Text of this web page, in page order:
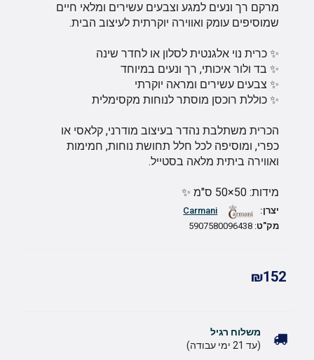
מרקם רך ונעים למגע וצבעים עשירים ומלאי חיים
שמוסיפים עומק ואווירה יוקרתית לעיצוב הבית.
✨ כרית נוי אלגנטית לסלון או לחדר שינה
✨ בד ולור איכותי, רך ונעים במיוחד
✨ צבעים עשירים ומראה יוקרתי
✨ כוללת רוכסן מוסתר לנוחות מקסימלית
הכרית משתלבת נהדר בעיצוב מודרני, קלאסי או
כפרי, ומוסיפה לכל חלל תחושת נוחות, חמימות
ואווירה ביתית מלאה בסטייל.
מידות: 50×50 ס"מ ✨
יצרן:
Carmani
מק"ט: 5907580096438
₪152
משלוח רגיל
(עד 21 ימי עבודה)